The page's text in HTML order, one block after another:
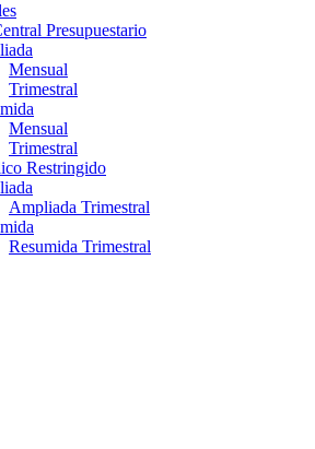
Presupuestario
Mensual
Trimestral
Mensual
Trimestral
Restringido
Ampliada Trimestral
Resumida Trimestral